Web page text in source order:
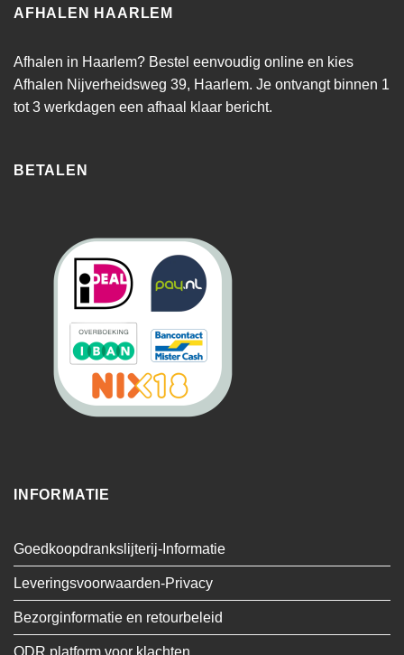
AFHALEN HAARLEM
Afhalen in Haarlem? Bestel eenvoudig online en kies
Afhalen Nijverheidsweg 39, Haarlem. Je ontvangt binnen 1
tot 3 werkdagen een afhaal klaar bericht.
BETALEN
INFORMATIE
Goedkoopdrankslijterij-Informatie
Leveringsvoorwaarden-Privacy
Bezorginformatie en retourbeleid